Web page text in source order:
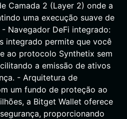
Camada 2 (Layer 2) onde a
uma execução suave de
Navegador DeFi integrado:
integrado permite que você
ao protocolo Synthetix sem
a emissão de ativos
- Arquitetura de
um fundo de proteção ao
a Bitget Wallet oferece
proporcionando